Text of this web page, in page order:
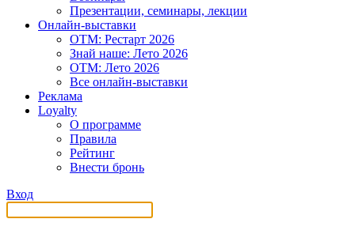
Презентации, семинары, лекции
Онлайн-выставки
OTM: Рестарт 2026
Знай наше: Лето 2026
OTM: Лето 2026
Все онлайн-выставки
Реклама
Loyalty
О программе
Правила
Рейтинг
Внести бронь
Вход